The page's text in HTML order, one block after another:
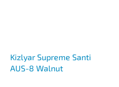
Kizlyar Supreme Santi
AUS-8 Walnut